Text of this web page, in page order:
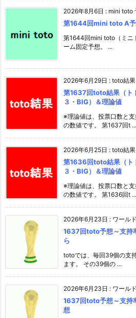
2026年8月6日 : mini toto
第1644回mini toto A予
第1644回mini toto（ミニ
ーム固定予想。 ...
2026年6月29日 : toto結果
第1637回toto結果（ト
３・BIG）＆理論値
※理論値は、投票口数と
の数値です。 第1637回t ...
2026年6月25日 : toto結果
第1636回toto結果（ト
３・BIG）＆理論値
※理論値は、投票口数と
の数値です。 第1636回t ...
2026年6月23日 : ワール
1637回toto予想～支持
ら
totoでは、毎回39個の支
ます。 その39個の ...
2026年6月23日 : ワール
1637回toto予想～支持
想